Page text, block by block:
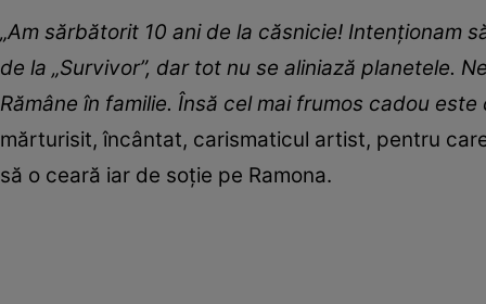
„Am sărbătorit 10 ani de la căsnicie! Intenționam
de la „Survivor”, dar tot nu se aliniază planetele.
Rămâne în familie. Însă cel mai frumos cadou
mărturisit, încântat, carismaticul artist, pentru
să o ceară iar de soție pe Ramona.